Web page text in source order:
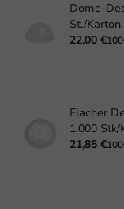
Dome-
St./Karton.
22,00 €
Flacher
1.000 Stk/
21,85 €